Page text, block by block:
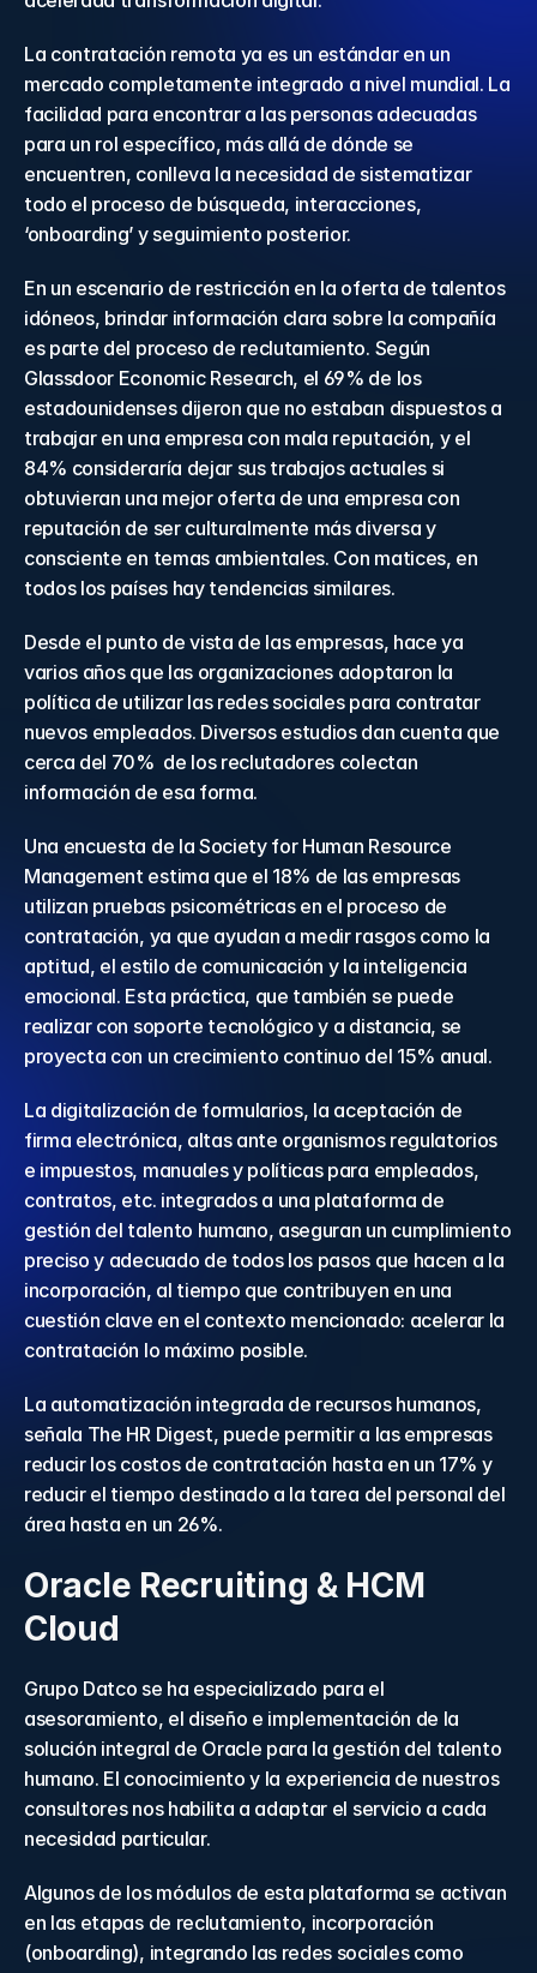
La contratación remota ya es un estándar en un
mercado completamente integrado a nivel mundial. La
facilidad para encontrar a las personas adecuadas
para un rol específico, más allá de dónde se
encuentren, conlleva la necesidad de sistematizar
todo el proceso de búsqueda, interacciones,
‘onboarding’ y seguimiento posterior.
En un escenario de restricción en la oferta de talentos
idóneos, brindar información clara sobre la compañía
es parte del proceso de reclutamiento. Según
Glassdoor Economic Research, el 69% de los
estadounidenses dijeron que no estaban dispuestos a
trabajar en una empresa con mala reputación, y el
84% consideraría dejar sus trabajos actuales si
obtuvieran una mejor oferta de una empresa con
reputación de ser culturalmente más diversa y
consciente en temas ambientales. Con matices, en
todos los países hay tendencias similares.
Desde el punto de vista de las empresas, hace ya
varios años que las organizaciones adoptaron la
política de utilizar las redes sociales para contratar
nuevos empleados. Diversos estudios dan cuenta que
cerca del 70%  de los reclutadores colectan
información de esa forma.
Una encuesta de la Society for Human Resource
Management estima que el 18% de las empresas
utilizan pruebas psicométricas en el proceso de
contratación, ya que ayudan a medir rasgos como la
aptitud, el estilo de comunicación y la inteligencia
emocional. Esta práctica, que también se puede
realizar con soporte tecnológico y a distancia, se
proyecta con un crecimiento continuo del 15% anual.
La digitalización de formularios, la aceptación de
firma electrónica, altas ante organismos regulatorios
e impuestos, manuales y políticas para empleados,
contratos, etc. integrados a una plataforma de
gestión del talento humano, aseguran un cumplimiento
preciso y adecuado de todos los pasos que hacen a la
incorporación, al tiempo que contribuyen en una
cuestión clave en el contexto mencionado: acelerar la
contratación lo máximo posible.
La automatización integrada de recursos humanos,
señala The HR Digest, puede permitir a las empresas
reducir los costos de contratación hasta en un 17% y
reducir el tiempo destinado a la tarea del personal del
área hasta en un 26%.
Oracle Recruiting & HCM
Cloud
Grupo Datco se ha especializado para el
asesoramiento, el diseño e implementación de la
solución integral de Oracle para la gestión del talento
humano. El conocimiento y la experiencia de nuestros
consultores nos habilita a adaptar el servicio a cada
necesidad particular.
Algunos de los módulos de esta plataforma se activan
en las etapas de reclutamiento, incorporación
(onboarding)​, integrando las redes sociales como